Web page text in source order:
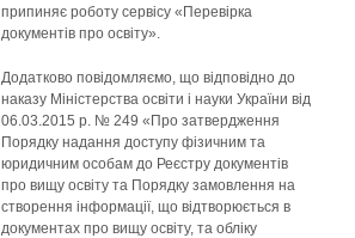
припиняє роботу сервісу «Перевірка
документів про освіту».
Додатково повідомляємо, що відповідно до
наказу Міністерства освіти і науки України від
06.03.2015 р. № 249 «Про затвердження
Порядку надання доступу фізичним та
юридичним особам до Реєстру документів
про вищу освіту та Порядку замовлення на
створення інформації, що відтворюється в
документах про вищу освіту, та обліку